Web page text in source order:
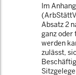
Im
Absatz 2
ganz
werden
zulässt,